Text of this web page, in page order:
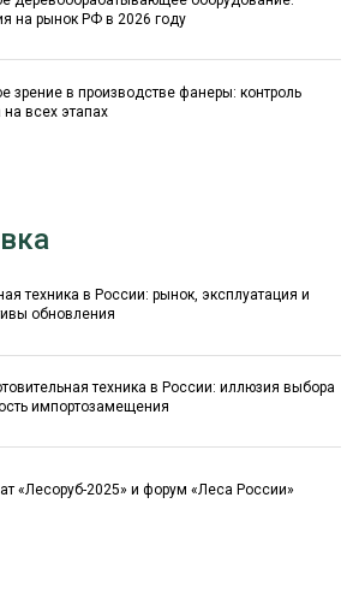
на рынок РФ в 2026 году
зрение в производстве фанеры: контроль
на всех этапах
техника в России: рынок, эксплуатация и
обновления
техника в России: иллюзия выбора
импортозамещения
«Лесоруб-2025» и форум «Леса России»